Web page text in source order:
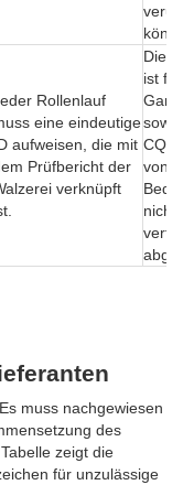
Rollenlauf
eine eindeutige
aufweisen, die mit
Prüfbericht der
verknüpft
Die
ist für
von
nicht
Es muss nachgewiesen
des
zeigt die
für unzulässige